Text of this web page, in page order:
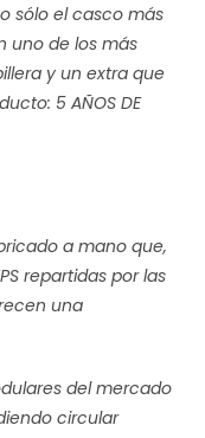
sólo el casco más
uno de los más
y un extra que
5 AÑOS DE
a mano que,
repartidas por las
una
del mercado
circular